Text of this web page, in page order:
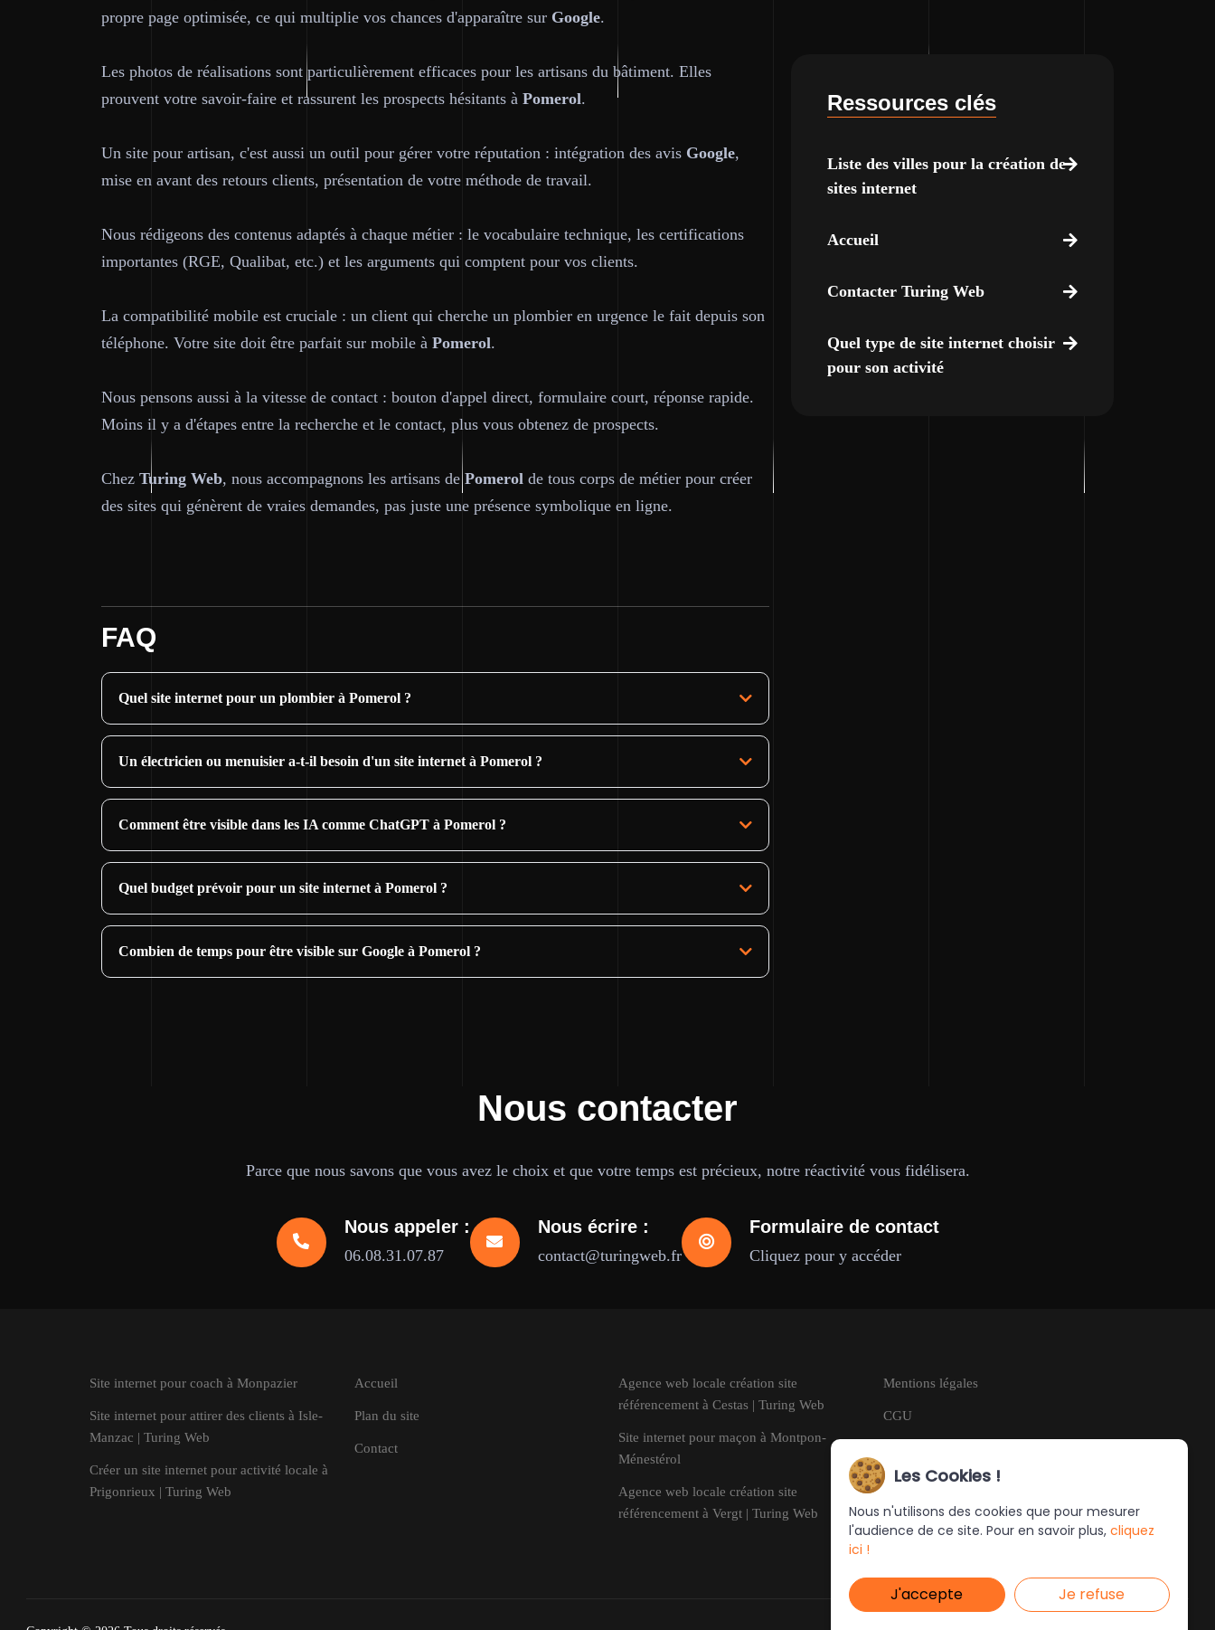
propre page optimisée, ce qui multiplie vos chances d'apparaître sur Google.
Les photos de réalisations sont particulièrement efficaces pour les artisans du bâtiment. Elles
prouvent votre savoir-faire et rassurent les prospects hésitants à Pomerol.
Un site pour artisan, c'est aussi un outil pour gérer votre réputation : intégration des avis Google,
mise en avant des retours clients, présentation de votre méthode de travail.
Nous rédigeons des contenus adaptés à chaque métier : le vocabulaire technique, les certifications
importantes (RGE, Qualibat, etc.) et les arguments qui comptent pour vos clients.
La compatibilité mobile est cruciale : un client qui cherche un plombier en urgence le fait depuis son
téléphone. Votre site doit être parfait sur mobile à Pomerol.
Nous pensons aussi à la vitesse de contact : bouton d'appel direct, formulaire court, réponse rapide.
Moins il y a d'étapes entre la recherche et le contact, plus vous obtenez de prospects.
Chez Turing Web, nous accompagnons les artisans dePomerol de tous corps de métier pour créer
des sites qui génèrent de vraies demandes, pas juste une présence symbolique en ligne.
FAQ
Quel site internet pour un plombier à Pomerol ?
Un électricien ou menuisier a-t-il besoin d'un site internet à Pomerol ?
Comment être visible dans les IA comme ChatGPT à Pomerol ?
Quel budget prévoir pour un site internet à Pomerol ?
Combien de temps pour être visible sur Google à Pomerol ?
Ressources clés
Liste des villes pour la création de
sites internet
Accueil
Contacter Turing Web
Quel type de site internet choisir
pour son activité
Nous contacter
Parce que nous savons que vous avez le choix et que votre temps est précieux, notre réactivité vous fidélisera.
Nous appeler :
06.08.31.07.87
Nous écrire :
contact@turingweb.fr
Formulaire de contact
Cliquez pour y accéder
Site internet pour coach à Monpazier
Site internet pour attirer des clients à Isle-
Manzac | Turing Web
Créer un site internet pour activité locale à
Prigonrieux | Turing Web
Accueil
Plan du site
Contact
Agence web locale création site
référencement à Cestas | Turing Web
Site internet pour maçon à Montpon-
Ménestérol
Agence web locale création site
référencement à Vergt | Turing Web
Mentions légales
CGU
Les Cookies !
Nous n'utilisons des cookies que pour mesurer
l'audience de ce site. Pour en savoir plus, cliquez
ici !
J'accepte Je refuse